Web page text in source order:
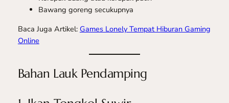
Bawang goreng secukupnya
Baca Juga Artikel: Games Lonely Tempat Hiburan Gaming
Online
Bahan Lauk Pendamping